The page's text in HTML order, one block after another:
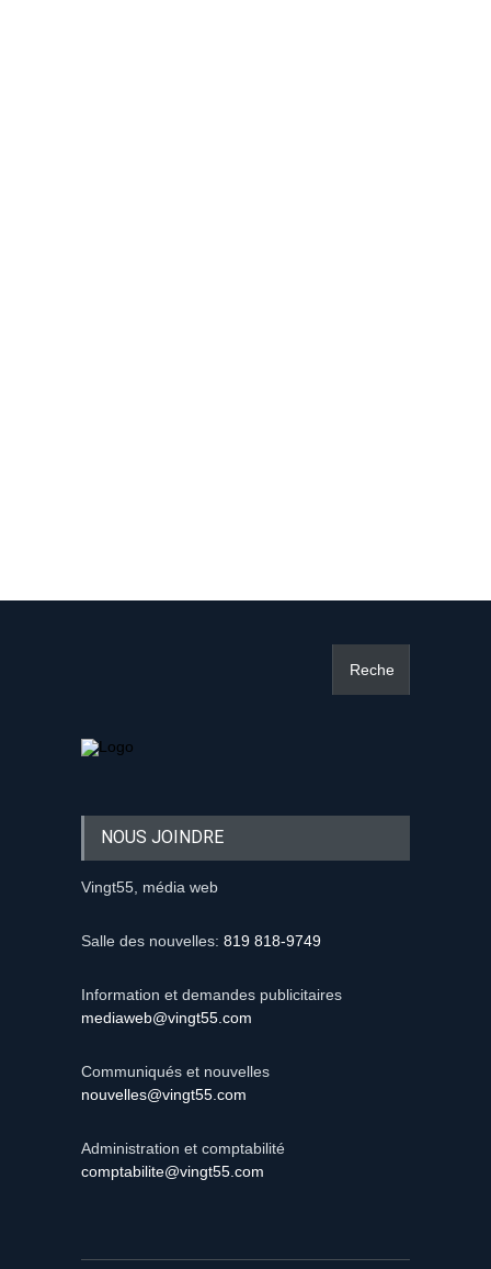
NOUS JOINDRE
Vingt55, média web
Salle des nouvelles: 819 818-9749
Information et demandes publicitaires
mediaweb@vingt55.com
Communiqués et nouvelles
nouvelles@vingt55.com
Administration et comptabilité
comptabilite@vingt55.com